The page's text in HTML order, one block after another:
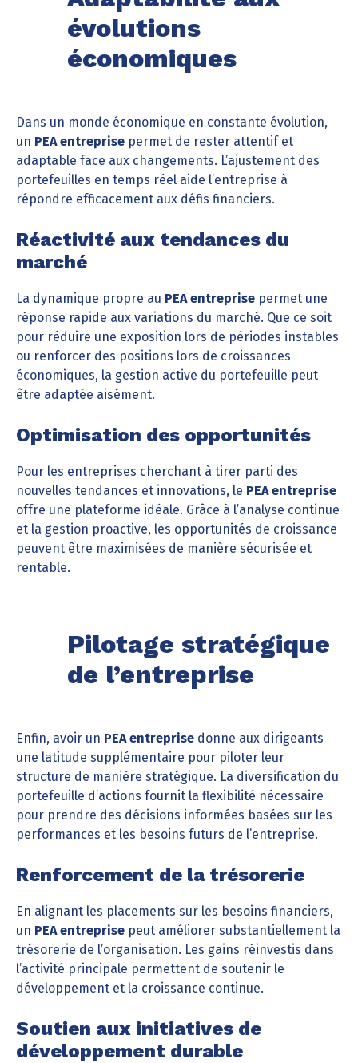
évolutions
économiques
Dans un monde économique en constante évolution,
un PEA entreprise permet de rester attentif et
adaptable face aux changements. L’ajustement des
portefeuilles en temps réel aide l’entreprise à
répondre efficacement aux défis financiers.
Réactivité aux tendances du
marché
La dynamique propre au PEA entreprise permet une
réponse rapide aux variations du marché. Que ce soit
pour réduire une exposition lors de périodes instables
ou renforcer des positions lors de croissances
économiques, la gestion active du portefeuille peut
être adaptée aisément.
Optimisation des opportunités
Pour les entreprises cherchant à tirer parti des
nouvelles tendances et innovations, le PEA entreprise
offre une plateforme idéale. Grâce à l’analyse continue
et la gestion proactive, les opportunités de croissance
peuvent être maximisées de manière sécurisée et
rentable.
Pilotage stratégique
de l’entreprise
Enfin, avoir un PEA entreprise donne aux dirigeants
une latitude supplémentaire pour piloter leur
structure de manière stratégique. La diversification du
portefeuille d’actions fournit la flexibilité nécessaire
pour prendre des décisions informées basées sur les
performances et les besoins futurs de l’entreprise.
Renforcement de la trésorerie
En alignant les placements sur les besoins financiers,
un PEA entreprise peut améliorer substantiellement la
trésorerie de l’organisation. Les gains réinvestis dans
l’activité principale permettent de soutenir le
développement et la croissance continue.
Soutien aux initiatives de
développement durable